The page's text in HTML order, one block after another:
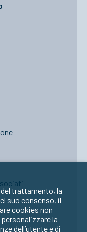
trattamento, la
suo consenso, il
cookies non
la
dell’utente e di